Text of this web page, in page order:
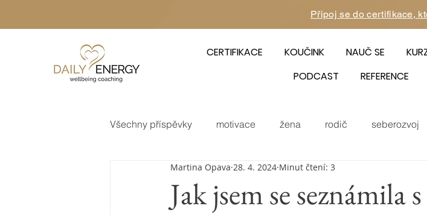
Připoj se do certifikace,
CERTIFIKACE KOUČINK NAUČ SE
PODCAST
REFERENCE
Všechny příspěvky motivace žena rodič seberozvoj
karanténa business energie certifikace
Jak jsem se seznámila
Martina Opava 28. 4. 2024 Minut čtení: 3